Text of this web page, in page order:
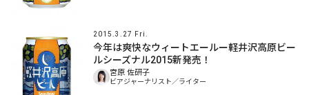
2015.3.27 Fri.
今年は爽快なウィートエールー軽井沢高原ビー
ルシーズナル2015新発売！
宮原 佐研子
ビアジャーナリスト／ライター